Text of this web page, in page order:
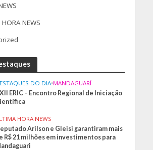
NEWS
DO DIA•MANDAGUARÍ
ERIC – Encontro Regional de Iniciação
HORA NEWS
Arilson e Gleisi garantiram mais
R$ 21 milhões em investimentos para